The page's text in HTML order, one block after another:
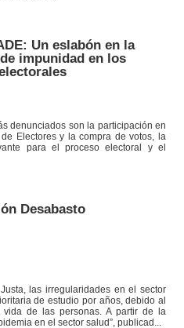
Un eslabón en la
impunidad en los
denunciados son la participación en
Electores y la compra de votos, la
para el proceso electoral y el
Desabasto
las irregularidades en el sector
de estudio por años, debido al
de las personas. A partir de la
en el sector salud”, publicad...